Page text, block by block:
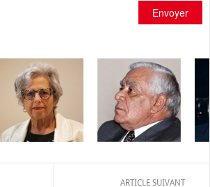
Envoyer
ARTICLE SUIVANT